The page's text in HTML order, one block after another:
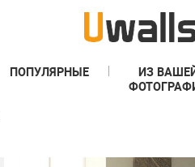
ПОПУЛЯРНЫЕ
ИЗ